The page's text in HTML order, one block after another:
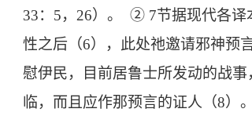
33： 5， 26）。 ② 7节据现代各译
性之后（6），此处祂邀请邪神预
慰伊民，目前居鲁士所发动的战
临，而且应作那预言的证人（8）。